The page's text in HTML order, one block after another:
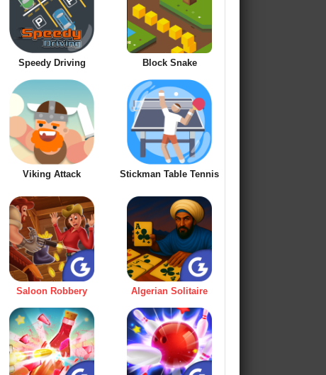
Speedy Driving Block Snake
Viking Attack Stickman Table Tennis
Saloon Robbery Algerian Solitaire